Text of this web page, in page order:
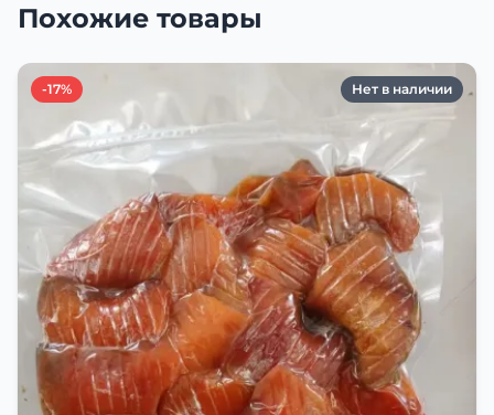
Похожие товары
-17% Нет в наличии